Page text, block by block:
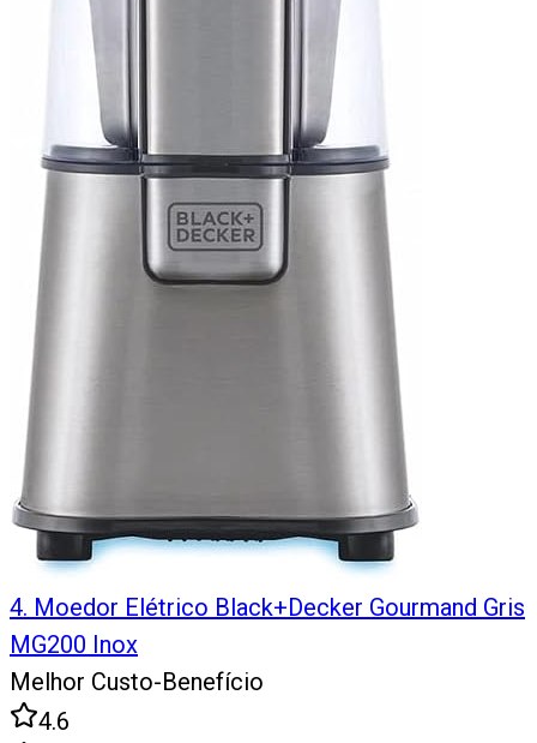
4. Moedor Elétrico Black+Decker Gourmand Gris
MG200 Inox
Melhor Custo-Benefício
4.6